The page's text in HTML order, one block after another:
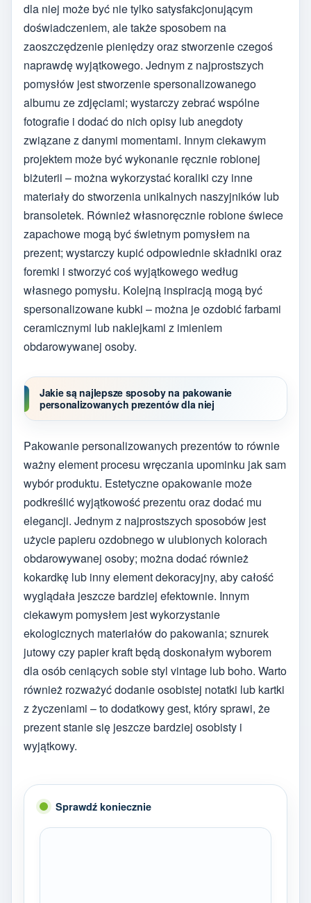
dla niej może być nie tylko satysfakcjonującym
doświadczeniem, ale także sposobem na
zaoszczędzenie pieniędzy oraz stworzenie czegoś
naprawdę wyjątkowego. Jednym z najprostszych
pomysłów jest stworzenie spersonalizowanego
albumu ze zdjęciami; wystarczy zebrać wspólne
fotografie i dodać do nich opisy lub anegdoty
związane z danymi momentami. Innym ciekawym
projektem może być wykonanie ręcznie robionej
biżuterii – można wykorzystać koraliki czy inne
materiały do stworzenia unikalnych naszyjników lub
bransoletek. Również własnoręcznie robione świece
zapachowe mogą być świetnym pomysłem na
prezent; wystarczy kupić odpowiednie składniki oraz
foremki i stworzyć coś wyjątkowego według
własnego pomysłu. Kolejną inspiracją mogą być
spersonalizowane kubki – można je ozdobić farbami
ceramicznymi lub naklejkami z imieniem
obdarowywanej osoby.
Jakie są najlepsze sposoby na pakowanie
personalizowanych prezentów dla niej
Pakowanie personalizowanych prezentów to równie
ważny element procesu wręczania upominku jak sam
wybór produktu. Estetyczne opakowanie może
podkreślić wyjątkowość prezentu oraz dodać mu
elegancji. Jednym z najprostszych sposobów jest
użycie papieru ozdobnego w ulubionych kolorach
obdarowywanej osoby; można dodać również
kokardkę lub inny element dekoracyjny, aby całość
wyglądała jeszcze bardziej efektownie. Innym
ciekawym pomysłem jest wykorzystanie
ekologicznych materiałów do pakowania; sznurek
jutowy czy papier kraft będą doskonałym wyborem
dla osób ceniących sobie styl vintage lub boho. Warto
również rozważyć dodanie osobistej notatki lub kartki
z życzeniami – to dodatkowy gest, który sprawi, że
prezent stanie się jeszcze bardziej osobisty i
wyjątkowy.
Sprawdź koniecznie